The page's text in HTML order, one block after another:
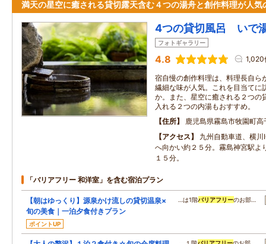
満天の星空に癒される貸切露天含む４つの湯舟と創作料理が人気
4つの貸切風呂 いで
フォトギャラリー
4.8 1,020
宿自慢の創作料理は、料理長自ら
繊細な味が人気。これを目当てに
か。また、星空に癒される２つの
入れる２つの内湯もおすすめ。
住所
鹿児島県霧島市牧園町
アクセス
九州自動車道、横
へ向かい約２５分。霧島神宮駅よ
１５分。
「バリアフリー 和洋室」を含む宿泊プラン
【朝はゆっくり】源泉かけ流しの貸切温泉×
旬の美食｜一泊夕食付きプラン
ポイントUP
…は1階バリアフリーのお部…